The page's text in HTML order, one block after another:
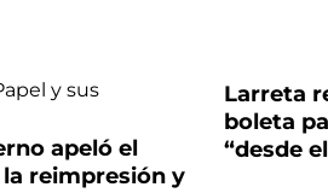
apeló el
reimpresión y
Larreta
boleta
“desde